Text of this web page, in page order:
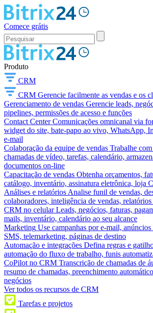
Comece grátis
Produto
CRM
CRM Gerencie facilmente as vendas e os
Gerenciamento de vendas Gerencie leads,
pipelines, permissões de acesso e funções
Contact Center Comunicações omnicanal via
widget do site, bate-papo ao vivo, WhatsApp,
e-mail
Colaboração da equipe de vendas Trabalhe
chamadas de vídeo, tarefas, calendário,
documentos on-line
Capacitação de vendas Obtenha orçamentos,
catálogo, inventário, assinatura eletrônica, loja
Análises e relatórios Analise funil de vendas,
colaboradores, inteligência de vendas,
CRM no celular Leads, negócios, faturas,
mails, inventário, calendário ao seu alcance
Marketing Use campanhas por e-mail,
SMS, telemarketing, páginas de destino
Automação e integrações Defina regras e
automação do fluxo de trabalho, funis
CoPilot no CRM Transcrição de chamadas de
resumo de chamadas, preenchimento
negócios
Ver todos os recursos de CRM
Tarefas e projetos